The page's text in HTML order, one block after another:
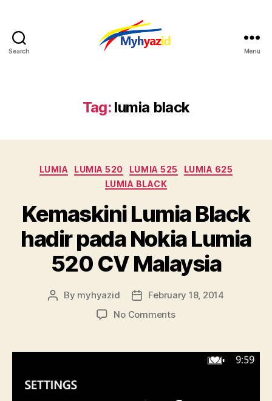
Search Menu
Tag: lumia black
Categories
LUMIA LUMIA 520 LUMIA 525
LUMIA 625
LUMIA BLACK
Kemaskini Lumia Black
hadir pada Nokia Lumia
520 CV Malaysia
Post
By myhyazid
PostFebruary 18, 2014
No Commentson
Black